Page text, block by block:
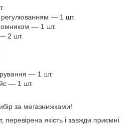
регулюванням — 1 шт.
— 1 шт.
2 шт.
— 1 шт.
— 1 шт.
за мегазнижками!
якість і завжди приємні